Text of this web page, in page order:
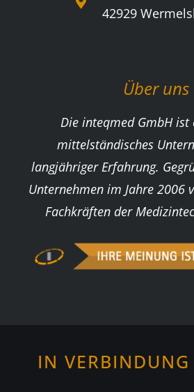
42929
Über uns
Die inteqmed GmbH ist
mittelständisches
langjähriger Erfahrung.
Unternehmen im Jahre 2006
Fachkräften der
IN VERBINDUNG